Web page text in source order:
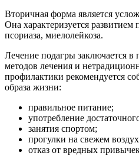
Вторичная форма является
Она характеризуется развитием
псориаза, миелолейкоза.
Лечение подагры заключается
методов лечения и
профилактики рекомендуется
образа жизни:
правильное питание;
употребление
занятия спортом;
прогулки на свежем
отказ от вредных